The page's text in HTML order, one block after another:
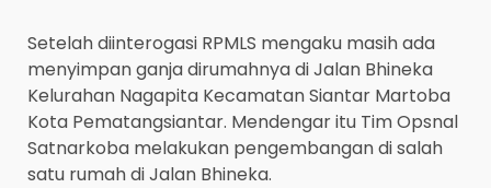
Setelah diinterogasi RPMLS mengaku masih ada
menyimpan ganja dirumahnya di Jalan Bhineka
Kelurahan Nagapita Kecamatan Siantar Martoba
Kota Pematangsiantar. Mendengar itu Tim Opsnal
Satnarkoba melakukan pengembangan di salah
satu rumah di Jalan Bhineka.